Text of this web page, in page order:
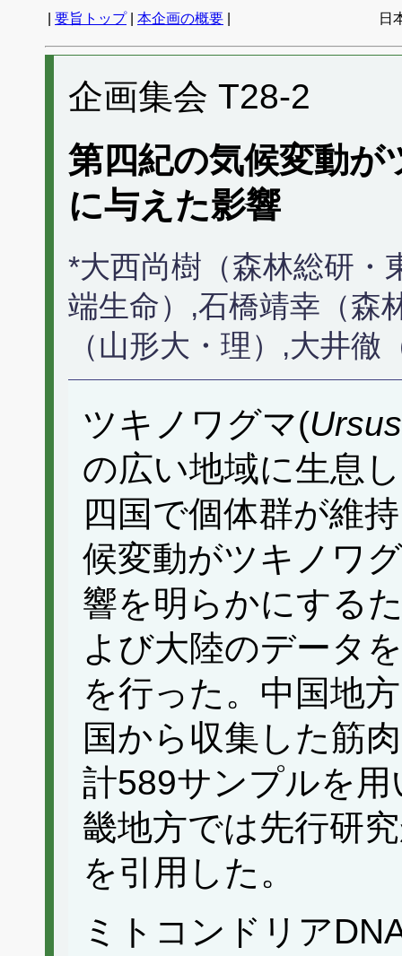
要旨トップ| 本企画の概要 日
企画集会 T28-2
第四紀の気候変動が
に与えた影響
*大西尚樹（森林総研・
端生命）,石橋靖幸（森
（山形大・理）,大井徹
ツキノワグマ(
の広い地域に生息
四国で個体群が維
候変動がツキノワ
響を明らかにする
よび大陸のデータ
を行った。中国地
国から収集した筋
計589サンプルを
畿地方では先行研
を引用した。
ミトコンドリア